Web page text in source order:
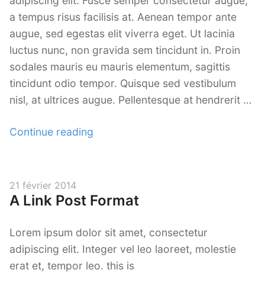
Le Look Noir et Blanc
Blaise Retouche Portrait
Animaphoto
a tempus risus facilisis at. Aenean tempor ante
augue, sed egestas elit viverra eget. Ut lacinia
luctus nunc, non gravida sem tincidunt in. Proin
sodales mauris eu mauris elementum, sagittis
tincidunt odio tempor. Quisque sed vestibulum
nisl, at ultrices augue. Pellentesque at hendrerit …
Continue reading
Featured
Posted
on
21 février 2014
A Link Post Format
Lorem ipsum dolor sit amet, consectetur
adipiscing elit. Integer vel leo laoreet, molestie
erat et, tempor leo. this is